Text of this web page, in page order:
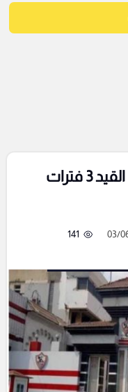
ضربة جديدة للزمالك.. إيقاف القيد 3 فترات
141